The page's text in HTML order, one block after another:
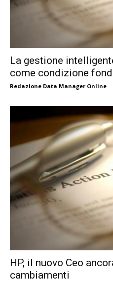
La gestione
come condizione
Redazione Data Manager Online -
HP, il nuovo Ceo
cambiamenti